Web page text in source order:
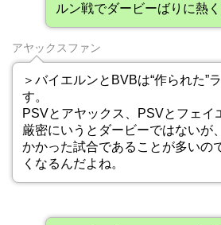
ルン戦でダービーばりに熱く
アヤックスファン
＞バイエルンとBVBは“作られた”
す。
PSVとアヤックス、PSVとフェイ
厳密にいうとダービーではないが
かかった試合であることが多いの
くなるんだよね。